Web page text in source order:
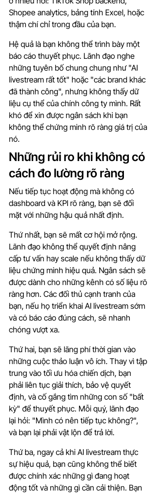
Shopee analytics, bảng tính Excel, hoặc
thậm chí chỉ trong đầu của bạn.
Hệ quả là bạn không thể trình bày một
báo cáo thuyết phục. Lãnh đạo nghe
những tuyên bố chung chung như "AI
livestream rất tốt" hoặc "các brand khác
đã thành công", nhưng không thấy dữ
liệu cụ thể của chính công ty mình. Rất
khó để xin được ngân sách khi bạn
không thể chứng minh rõ ràng giá trị của
nó.
Những rủi ro khi không có
cách đo lường rõ ràng
Nếu tiếp tục hoạt động mà không có
dashboard và KPI rõ ràng, bạn sẽ đối
mặt với những hậu quả nhất định.
Thứ nhất, bạn sẽ mất cơ hội mở rộng.
Lãnh đạo không thể quyết định nâng
cấp tư vấn hay scale nếu không thấy dữ
liệu chứng minh hiệu quả. Ngân sách sẽ
được dành cho những kênh có số liệu rõ
ràng hơn. Các đối thủ cạnh tranh của
bạn, nếu họ triển khai AI livestream sớm
và có báo cáo đúng cách, sẽ nhanh
chóng vượt xa.
Thứ hai, bạn sẽ lãng phí thời gian vào
những cuộc thảo luận vô ích. Thay vì tập
trung vào tối ưu hóa chiến dịch, bạn
phải liên tục giải thích, bảo vệ quyết
định, và cố gắng tìm những con số "bất
kỳ" để thuyết phục. Mỗi quý, lãnh đạo
lại hỏi: "Mình có nên tiếp tục không?",
và bạn lại phải vật lộn để trả lời.
Thứ ba, ngay cả khi AI livestream thực
sự hiệu quả, bạn cũng không thể biết
được chính xác những gì đang hoạt
động tốt và những gì cần cải thiện. Bạn